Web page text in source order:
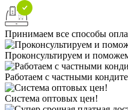
Принимаем все способы
Проконсультируем и
Работаем с частными
Система оптовых цен!